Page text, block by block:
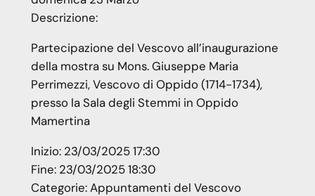
Descrizione:
Partecipazione del Vescovo all’inaugurazione
della mostra su Mons. Giuseppe Maria
Perrimezzi, Vescovo di Oppido (1714-1734),
presso la Sala degli Stemmi in Oppido
Mamertina
Inizio: 23/03/2025 17:30
Fine: 23/03/2025 18:30
Categorie:Appuntamenti del Vescovo